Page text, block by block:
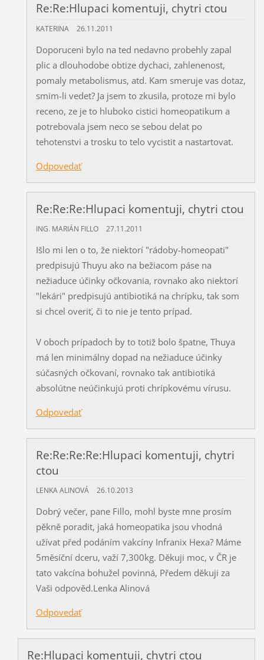
Re:Re:Hlupaci komentuji, chytri ctou
KATERINA 26.11.2011
Doporuceni bylo na ted nedavno probehly zapal
plic a dlouhodobe obtize dychaci, zahlenenost,
pomaly metabolismus, atd. Kam smeruje vas dotaz,
smim-li vedet? Ja jsem to zkusila, protoze mi bylo
receno, ze je to hluboko cistici homeopatikum a
potrebovala jsem neco se sebou delat po
tehotenstvi a trosku to telo vycistit a nastartovat.
Odpovedať
Re:Re:Re:Hlupaci komentuji, chytri ctou
ING. MARIÁN FILLO 27.11.2011
Išlo mi len o to, že niektorí "rádoby-homeopati"
predpisujú Thuyu ako na bežiacom páse na
nežiaduce účinky očkovania, rovnako ako niektorí
"lekári" predpisujú antibiotiká na chrípku, tak som
si chcel overiť, či to nie je tento prípad.
V oboch prípadoch by to totiž bolo špatne, Thuya
má len minimálny dopad na nežiaduce účinky
súčasných očkovaní, rovnako tak antibiotiká
absolútne neúčinkujú proti chrípkovému vírusu.
Odpovedať
Re:Re:Re:Re:Hlupaci komentuji, chytri
ctou
LENKA ALINOVÁ 26.10.2013
Dobrý večer, pane Fillo, mohl byste mne prosím
pěkně poradit, jaká homeopatika jsou vhodná
užívat před podáním vakcíny Infranix Hexa? Máme
5měsíční dceru, važí 7,300kg. Děkuji moc, v ČR je
tato vakcína bohužel povinná, Předem děkuji za
Vaši odpověd.Lenka Alinová
Odpovedať
Re:Hlupaci komentuji, chytri ctou